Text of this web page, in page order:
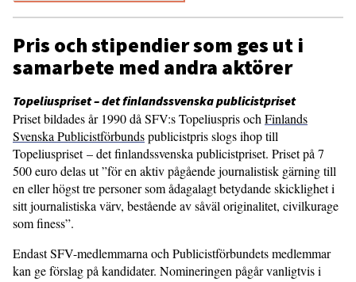
Pris och stipendier som ges ut i
samarbete med andra aktörer
Topeliuspriset – det finlandssvenska publicistpriset
Priset bildades år 1990 då SFV:s Topeliuspris och Finlands
Svenska Publicistförbundspublicistpris slogs ihop till
Topeliuspriset – det finlandssvenska publicistpriset. Priset på 7
500 euro delas ut ”för en aktiv pågående journalistisk gärning till
en eller högst tre personer som ådagalagt betydande skicklighet i
sitt journalistiska värv, bestående av såväl originalitet, civilkurage
som finess”.
Endast SFV-medlemmarna och Publicistförbundets medlemmar
kan ge förslag på kandidater. Nomineringen pågår vanligtvis i